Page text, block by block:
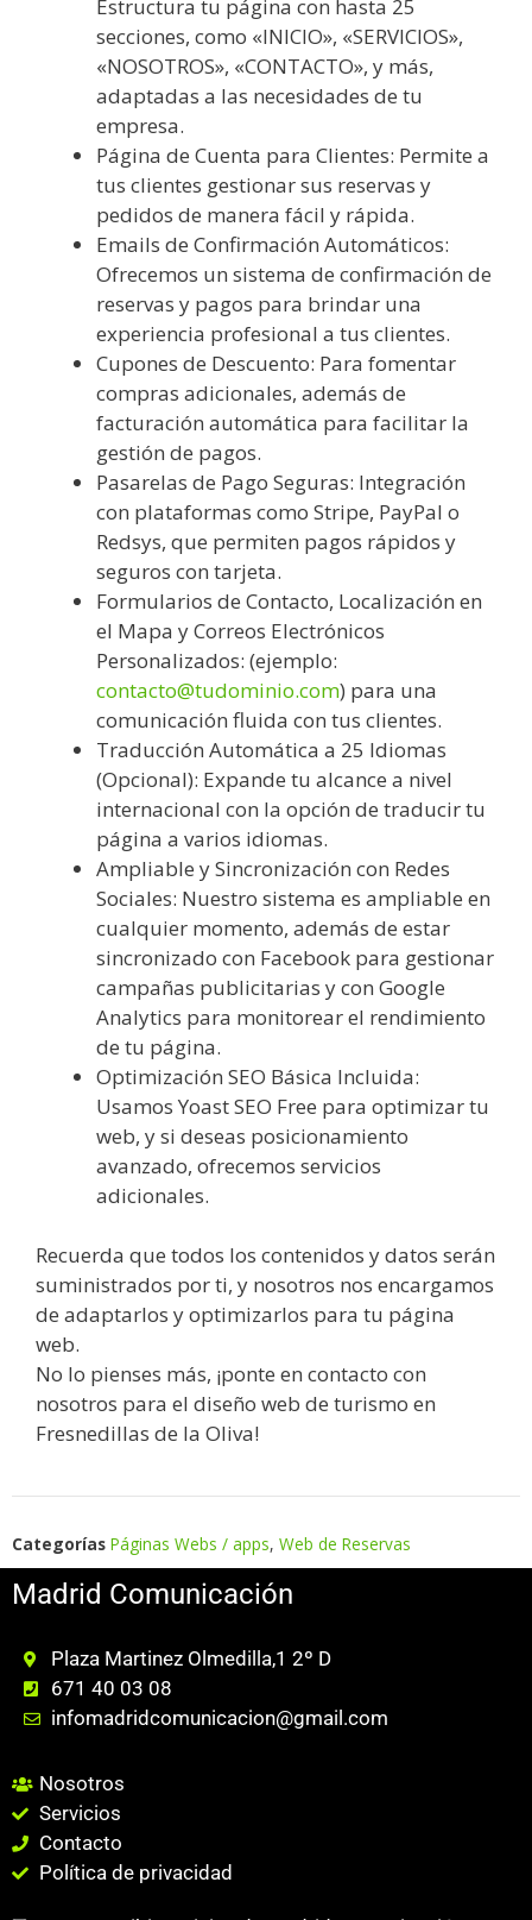
Estructura tu página con hasta 25
secciones, como «INICIO», «SERVICIOS»,
«NOSOTROS», «CONTACTO», y más,
adaptadas a las necesidades de tu
empresa.
Página de Cuenta para Clientes: Permite a
tus clientes gestionar sus reservas y
pedidos de manera fácil y rápida.
Emails de Confirmación Automáticos:
Ofrecemos un sistema de confirmación de
reservas y pagos para brindar una
experiencia profesional a tus clientes.
Cupones de Descuento: Para fomentar
compras adicionales, además de
facturación automática para facilitar la
gestión de pagos.
Pasarelas de Pago Seguras: Integración
con plataformas como Stripe, PayPal o
Redsys, que permiten pagos rápidos y
seguros con tarjeta.
Formularios de Contacto, Localización en
el Mapa y Correos Electrónicos
Personalizados: (ejemplo:
contacto@tudominio.com) para una
comunicación fluida con tus clientes.
Traducción Automática a 25 Idiomas
(Opcional): Expande tu alcance a nivel
internacional con la opción de traducir tu
página a varios idiomas.
Ampliable y Sincronización con Redes
Sociales: Nuestro sistema es ampliable en
cualquier momento, además de estar
sincronizado con Facebook para gestionar
campañas publicitarias y con Google
Analytics para monitorear el rendimiento
de tu página.
Optimización SEO Básica Incluida:
Usamos Yoast SEO Free para optimizar tu
web, y si deseas posicionamiento
avanzado, ofrecemos servicios
adicionales.
Recuerda que todos los contenidos y datos serán
suministrados por ti, y nosotros nos encargamos
de adaptarlos y optimizarlos para tu página
web.
No lo pienses más, ¡ponte en contacto con
nosotros para el diseño web de turismo en
Fresnedillas de la Oliva!
Categorías Páginas Webs / apps, Web de Reservas
Madrid Comunicación
Plaza Martinez Olmedilla,1 2º D
671 40 03 08
infomadridcomunicacion@gmail.com
Nosotros
Servicios
Contacto
Política de privacidad